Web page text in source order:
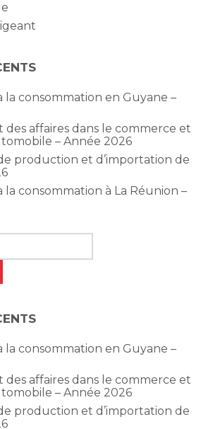
la consommation en Guyane –
des affaires dans le commerce et
– Année 2026
production et d’importation de
la consommation à La Réunion –
la consommation en Guyane –
des affaires dans le commerce et
– Année 2026
production et d’importation de